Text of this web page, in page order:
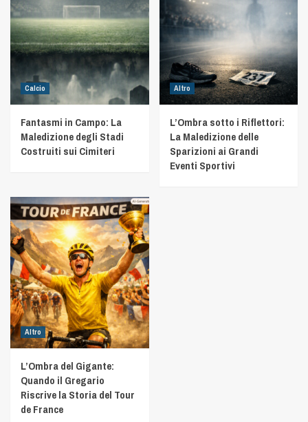
Calcio
Fantasmi in Campo: La
Maledizione degli Stadi
Costruiti sui Cimiteri
Altro
L’Ombra sotto i Riflettori:
La Maledizione delle
Sparizioni ai Grandi
Eventi Sportivi
Altro
L’Ombra del Gigante:
Quando il Gregario
Riscrive la Storia del Tour
de France